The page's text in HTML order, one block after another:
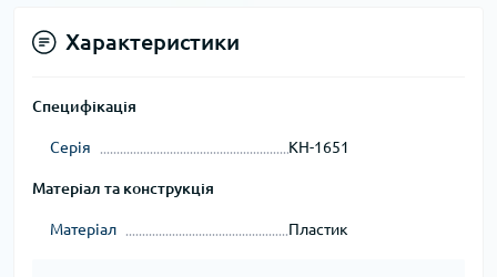
Характеристики
Специфікація
Серія KH-1651
Матеріал та конструкція
Матеріал Пластик